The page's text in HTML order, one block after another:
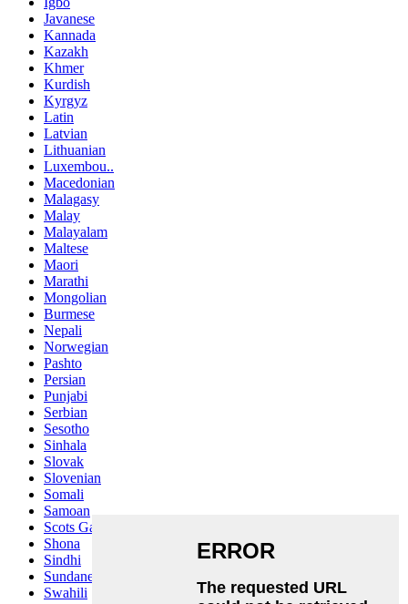
Javanese
Kannada
Kazakh
Khmer
Kurdish
Kyrgyz
Latin
Latvian
Lithuanian
Luxembou..
Macedonian
Malagasy
Malay
Malayalam
Maltese
Maori
Marathi
Mongolian
Burmese
Nepali
Norwegian
Pashto
Persian
Punjabi
Serbian
Sesotho
Sinhala
Slovak
Slovenian
Somali
Samoan
Scots Gaelic
Shona
Sindhi
Sundanese
Swahili